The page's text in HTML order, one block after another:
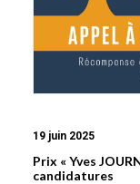
19 juin 2025
Prix « Yves
candidatures